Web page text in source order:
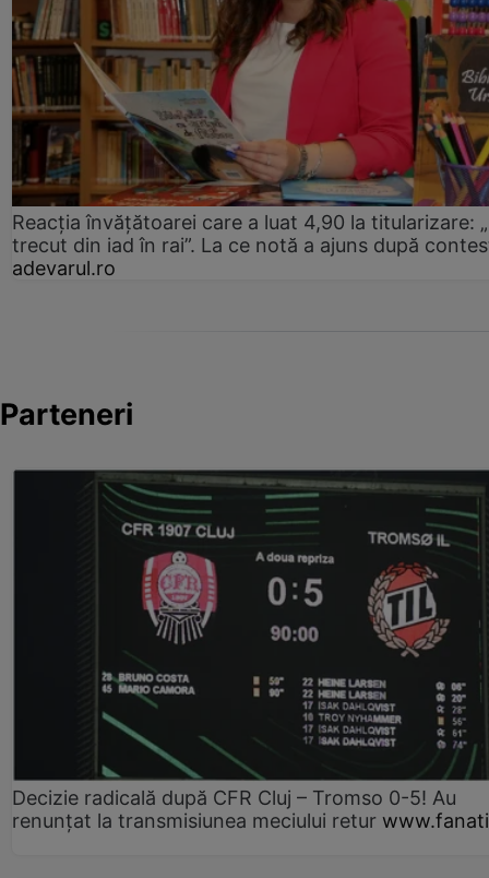
Reacția învățătoarei care a luat 4,90 la titularizare:
trecut din iad în rai”. La ce notă a ajuns după
adevarul.ro
Parteneri
Decizie radicală după CFR Cluj – Tromso 0-5! Au
renunțat la transmisiunea meciului retur